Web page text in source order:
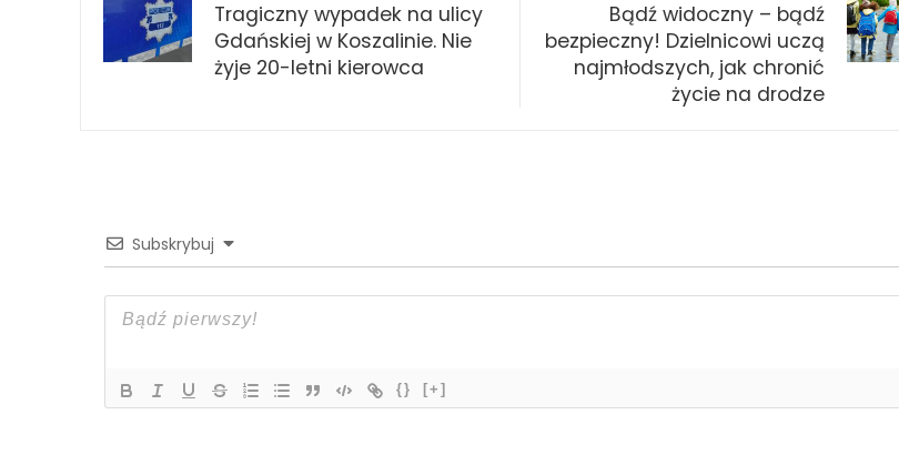
Tragiczny wypadek na ulicy
Gdańskiej w Koszalinie. Nie
żyje 20-letni kierowca
Bądź widoczny – bądź
bezpieczny! Dzielnicowi uczą
najmłodszych, jak chronić
życie na drodze
Subskrybuj
{} [+]